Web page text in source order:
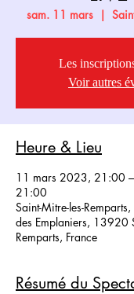
sam. 11 mars
  |
Les
Voir autres
Heure & Lieu
11 mars 2023, 21:00
21:00
Saint-Mitre-les-
des Emplaniers, 13920
Remparts, France
Résumé du